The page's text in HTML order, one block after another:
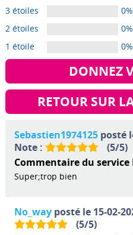
3 étoiles
2 étoiles
1 étoile
DONNEZ
RETOUR SUR
Sebastien1974125posté
Note :
(5/5)
Commentaire du service
Super;trop bien
No_wayposté le 15-02-
(5/5)